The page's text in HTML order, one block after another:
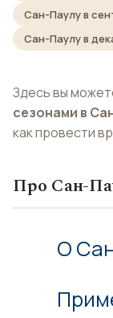
Сан-Паулу в
Сан-Паулу в
Здесь вы
сезонами в
как провести
Про Сан-
О